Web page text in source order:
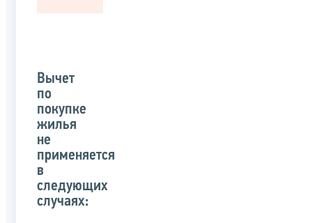
Вычет
по
покупке
жилья
не
применяется
в
следующих
случаях: